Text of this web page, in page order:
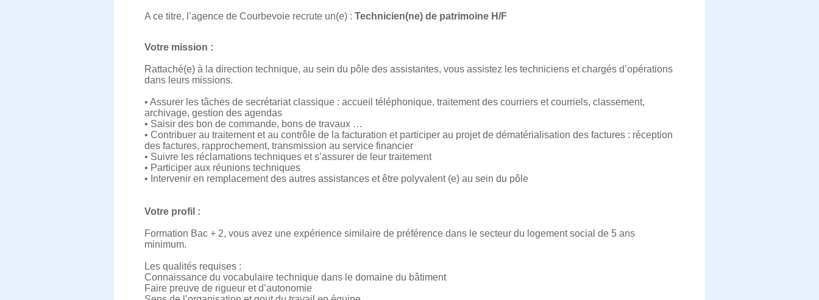
A ce titre, l’agence de Courbevoie recrute un(e) : Technicien(ne) de patrimoine H/F
Votre mission :
Rattaché(e) à la direction technique, au sein du pôle des assistantes, vous assistez les techniciens et chargés d’opérations
dans leurs missions.
• Assurer les tâches de secrétariat classique : accueil téléphonique, traitement des courriers et courriels, classement,
archivage, gestion des agendas
• Saisir des bon de commande, bons de travaux …
• Contribuer au traitement et au contrôle de la facturation et participer au projet de dématérialisation des factures : réception
des factures, rapprochement, transmission au service financier
• Suivre les réclamations techniques et s’assurer de leur traitement
• Participer aux réunions techniques
• Intervenir en remplacement des autres assistances et être polyvalent (e) au sein du pôle
Votre profil :
Formation Bac + 2, vous avez une expérience similaire de préférence dans le secteur du logement social de 5 ans
minimum.
Les qualités requises :
Connaissance du vocabulaire technique dans le domaine du bâtiment
Faire preuve de rigueur et d’autonomie